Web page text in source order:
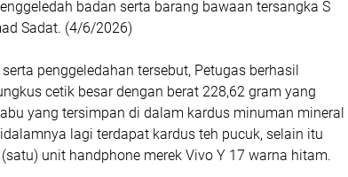
badan serta barang bawaan tersangka S
Sadat. (4/6/2026)
penggeledahan tersebut, Petugas berhasil
cetik besar dengan berat 228,62 gram yang
yang tersimpan di dalam kardus minuman mineral
lagi terdapat kardus teh pucuk, selain itu
unit handphone merek Vivo Y 17 warna hitam.